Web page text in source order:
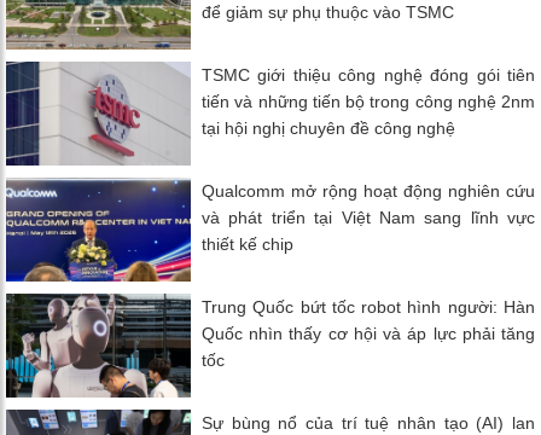
để giảm sự phụ thuộc vào TSMC
TSMC giới thiệu công nghệ đóng gói tiên
tiến và những tiến bộ trong công nghệ 2nm
tại hội nghị chuyên đề công nghệ
Qualcomm mở rộng hoạt động nghiên cứu
và phát triển tại Việt Nam sang lĩnh vực
thiết kế chip
Trung Quốc bứt tốc robot hình người: Hàn
Quốc nhìn thấy cơ hội và áp lực phải tăng
tốc
Sự bùng nổ của trí tuệ nhân tạo (AI) lan